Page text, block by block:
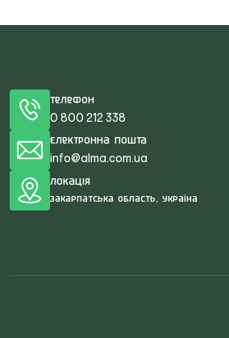
Телефон
0 800 212 338
Електронна пошта
info@alma.com.ua
Локація
Закарпатська область, Україна